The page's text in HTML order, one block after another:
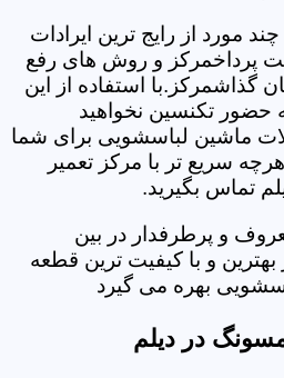
مورد از رایج ترین ایرادات
پرداخمرکز و روش های رفع
گذاشمرکز.با استفاده از این
حضور تکنسین نخواهید
ماشین لباسشویی برای شما
سریع تر با مرکز تعمیر
تماس بگیرید.
و پرطرفدار در بین
بهترین و با کیفیت ترین قطعه
بهره می گیرد
در دیلم